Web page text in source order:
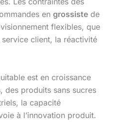
en grossiste de
flexibles, que
client, la réactivité
est en croissance
des produits sans sucres
la capacité
à l’innovation produit.